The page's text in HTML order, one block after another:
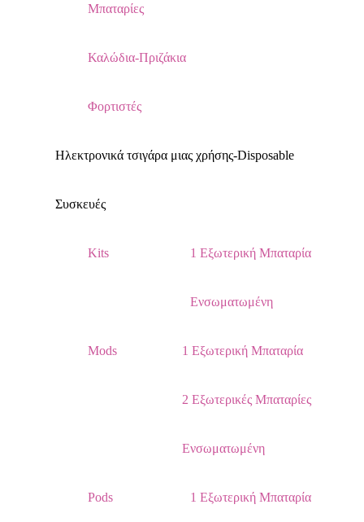
Μπαταρίες
Καλώδια-Πριζάκια
Φορτιστές
Ηλεκτρονικά τσιγάρα μιας χρήσης-Disposable
Συσκευές
Kits 1 Εξωτερική Μπαταρία
Ενσωματωμένη
Mods 1 Εξωτερική Μπαταρία
2 Εξωτερικές Μπαταρίες
Ενσωματωμένη
Pods 1 Εξωτερική Μπαταρία